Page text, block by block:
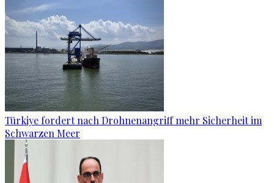
Türkiye fordert nach Drohnenangriff mehr Sicherheit im
Schwarzen Meer